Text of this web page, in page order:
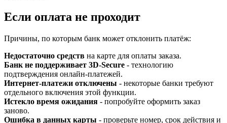
Если оплата не проходит
Причины, по которым банк может отклонить платёж:
Недостаточно средств на карте для оплаты заказа.
Банк не поддерживает 3D-Secure - технологию
подтверждения онлайн-платежей.
Интернет-платежи отключены - некоторые банки требуют
отдельного включения этой функции.
Истекло время ожидания - попробуйте оформить заказ
заново.
Ошибка в данных карты - проверьте номер, срок действия и